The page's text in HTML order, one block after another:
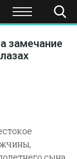
НАУКА И
замечание